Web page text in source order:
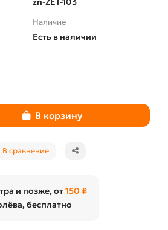
Наличие
Есть в наличии
В корзину
В сравнение
и позже, от150 ₽
бесплатно